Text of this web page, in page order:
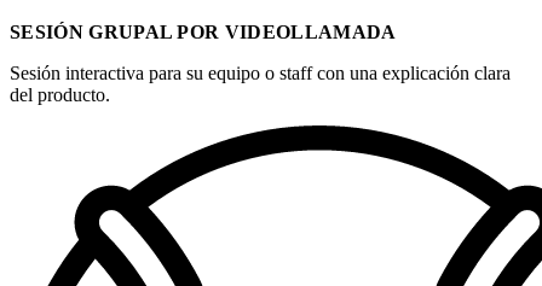
SESIÓN GRUPAL POR VIDEOLLAMADA
Sesión interactiva para su equipo o staff con una explicación clara
del producto.